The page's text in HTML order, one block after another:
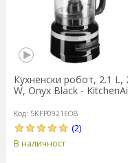
Кухненски робот, 2.1 L,
W, Onyx Black -
Код: 5KFP0921EOB
(2)
В наличност